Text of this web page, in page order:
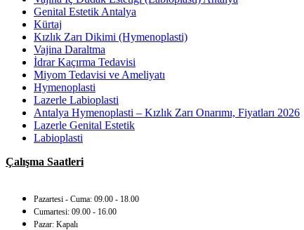
Genital Estetik Antalya
Kürtaj
Kızlık Zarı Dikimi (Hymenoplasti)
Vajina Daraltma
İdrar Kaçırma Tedavisi
Miyom Tedavisi ve Ameliyatı
Hymenoplasti
Lazerle Labioplasti
Antalya Hymenoplasti – Kızlık Zarı Onarımı, Fiyatları 2026
Lazerle Genital Estetik
Labioplasti
Çalışma Saatleri
Pazartesi - Cuma: 09.00 - 18.00
Cumartesi: 09.00 - 16.00
Pazar: Kapalı